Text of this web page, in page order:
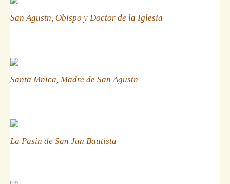
San Agustn, Obispo y Doctor de la Iglesia
Santa Mnica, Madre de San Agustn
La Pasin de San Jun Bautista